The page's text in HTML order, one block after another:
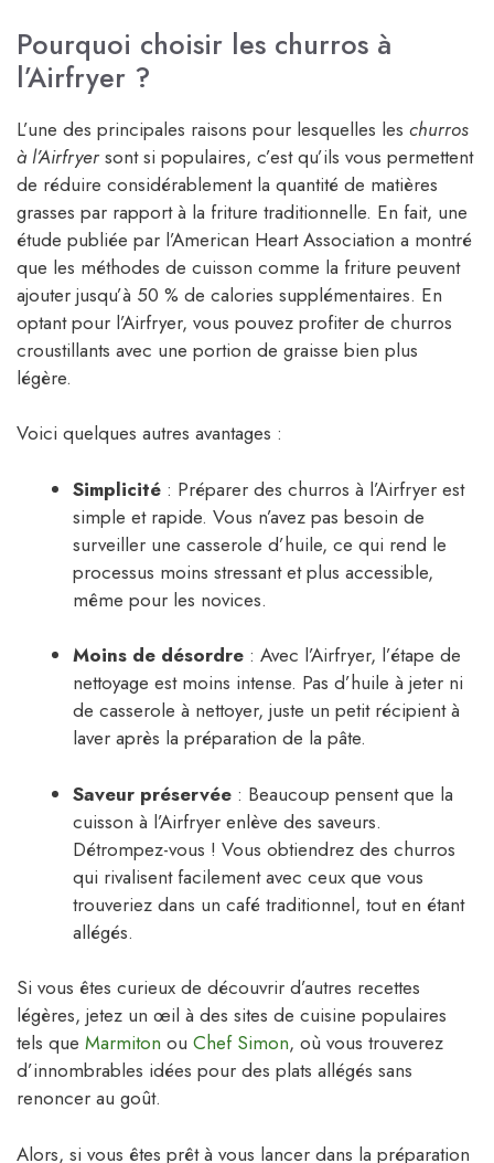
Pourquoi choisir les churros à
l’Airfryer ?
L’une des principales raisons pour lesquelles les churros
à l’Airfryersont si populaires, c’est qu’ils vous permettent
de réduire considérablement la quantité de matières
grasses par rapport à la friture traditionnelle. En fait, une
étude publiée par l’American Heart Association a montré
que les méthodes de cuisson comme la friture peuvent
ajouter jusqu’à 50 % de calories supplémentaires. En
optant pour l’Airfryer, vous pouvez profiter de churros
croustillants avec une portion de graisse bien plus
légère.
Voici quelques autres avantages :
Simplicité : Préparer des churros à l’Airfryer est
simple et rapide. Vous n’avez pas besoin de
surveiller une casserole d’huile, ce qui rend le
processus moins stressant et plus accessible,
même pour les novices.
Moins de désordre : Avec l’Airfryer, l’étape de
nettoyage est moins intense. Pas d’huile à jeter ni
de casserole à nettoyer, juste un petit récipient à
laver après la préparation de la pâte.
Saveur préservée : Beaucoup pensent que la
cuisson à l’Airfryer enlève des saveurs.
Détrompez-vous ! Vous obtiendrez des churros
qui rivalisent facilement avec ceux que vous
trouveriez dans un café traditionnel, tout en étant
allégés.
Si vous êtes curieux de découvrir d’autres recettes
légères, jetez un œil à des sites de cuisine populaires
tels que Marmiton ou Chef Simon, où vous trouverez
d’innombrables idées pour des plats allégés sans
renoncer au goût.
Alors, si vous êtes prêt à vous lancer dans la préparation